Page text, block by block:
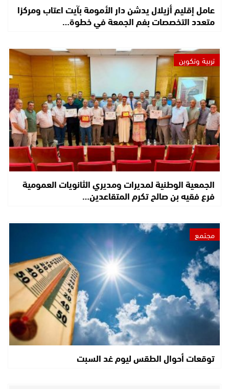
عامل إقليم أزيلال يدشن دار الأمومة بآيت اعتاب ومركزا
متعدد التخصصات بفم الجمعة في خطوة…
تربية وتكوين
الجمعية الوطنية لمديرات ومديري الثانويات العمومية
فرع فقيه بن صالح تكرم المتقاعدين…
مجتمع
توقعات أحوال الطقس ليوم غد السبت